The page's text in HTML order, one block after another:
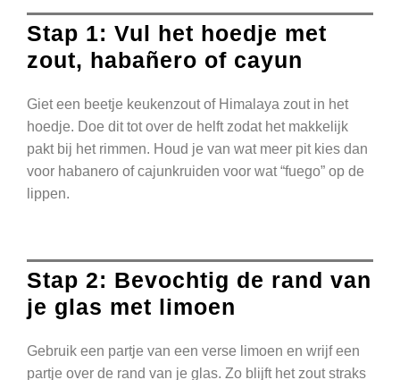
Stap 1: Vul het hoedje met
zout, habañero of cayun
Giet een beetje keukenzout of Himalaya zout in het
hoedje. Doe dit tot over de helft zodat het makkelijk
pakt bij het rimmen. Houd je van wat meer pit kies dan
voor habanero of cajunkruiden voor wat “fuego” op de
lippen.
Stap 2: Bevochtig de rand van
je glas met limoen
Gebruik een partje van een verse limoen en wrijf een
partje over de rand van je glas. Zo blijft het zout straks